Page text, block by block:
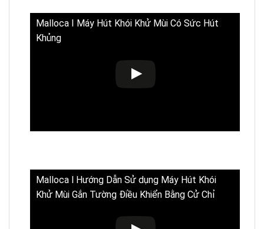
Malloca I Máy Hút Khói Khử Mùi Có Sức Hút
Khủng
Malloca l Hướng Dẫn Sử dụng Máy Hút Khói
Khử Mùi Gắn Tường Điều Khiển Bằng Cử Chỉ